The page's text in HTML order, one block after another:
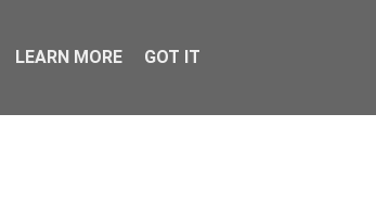
LEARN MORE GOT IT